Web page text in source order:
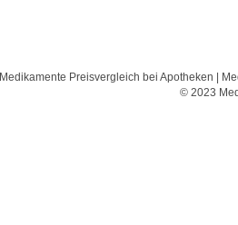
Medikamente Preisvergleich bei Apotheken |
© 2023